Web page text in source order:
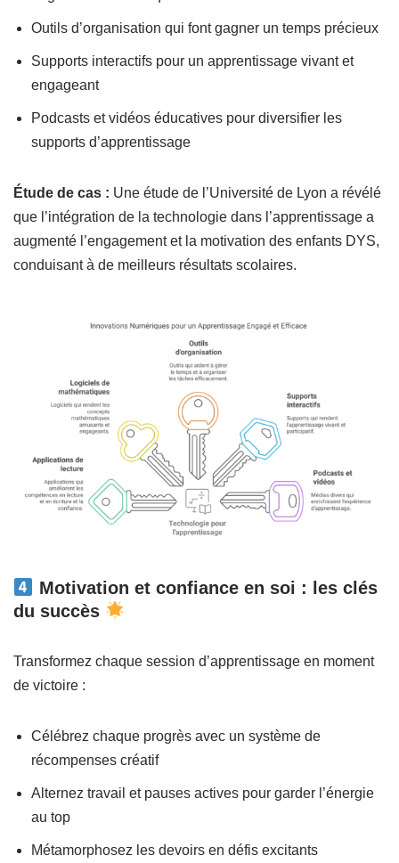
Outils d’organisation qui font gagner un temps précieux
Supports interactifs pour un apprentissage vivant et
engageant
Podcasts et vidéos éducatives pour diversifier les
supports d’apprentissage
Étude de cas : Une étude de l’Université de Lyon a révélé
que l’intégration de la technologie dans l’apprentissage a
augmenté l’engagement et la motivation des enfants DYS,
conduisant à de meilleurs résultats scolaires.
Motivation et confiance en soi : les clés
du succès
Transformez chaque session d’apprentissage en moment
de victoire :
Célébrez chaque progrès avec un système de
récompenses créatif
Alternez travail et pauses actives pour garder l’énergie
au top
Métamorphosez les devoirs en défis excitants